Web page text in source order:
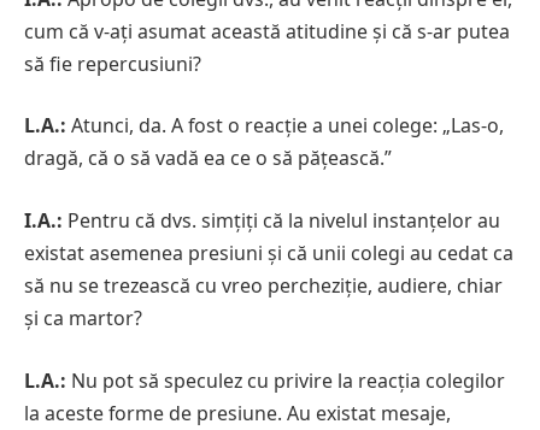
cum că v-ați asumat această atitudine și că s-ar putea
să fie repercusiuni?
L.A.: Atunci, da. A fost o reacție a unei colege: „Las-o,
dragă, că o să vadă ea ce o să pățească.”
I.A.: Pentru că dvs. simțiți că la nivelul instanțelor au
existat asemenea presiuni și că unii colegi au cedat ca
să nu se trezească cu vreo percheziție, audiere, chiar
și ca martor?
L.A.: Nu pot să speculez cu privire la reacția colegilor
la aceste forme de presiune. Au existat mesaje,